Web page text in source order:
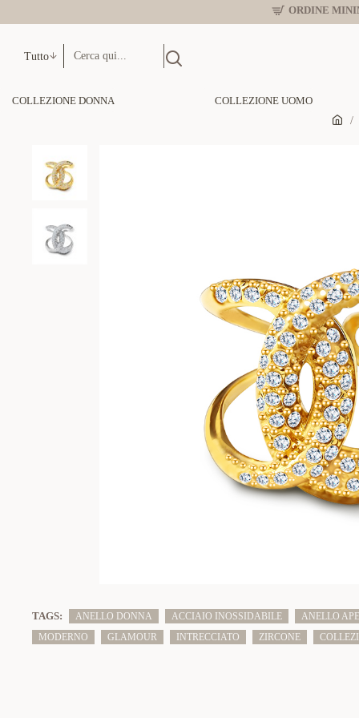
ORDINE
Tutto
COLLEZIONE DONNA COLLEZIONE UOMO
TAGS: ANELLO DONNA ACCIAIO INOSSIDABILE ANELLO
MODERNO
GLAMOUR INTRECCIATO ZIRCONE